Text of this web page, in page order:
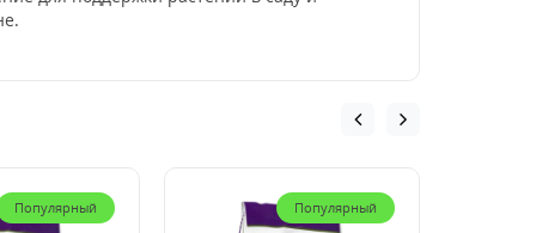
Популярный Популярный